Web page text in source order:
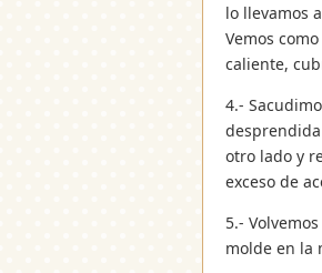
lo llevamos
Vemos
caliente,
4.-
otro lado y
exceso de
5.-
molde en la